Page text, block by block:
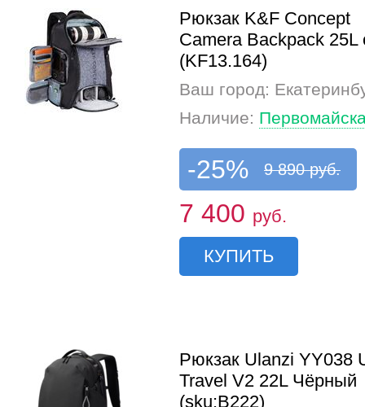
Рюкзак K&F Concept
Camera Backpack 25L
(KF13.164)
Ваш город:
Наличие:
-25% 9 890 руб.
7 400 руб.
КУПИТЬ
Рюкзак Ulanzi YY038
Travel V2 22L Чёрный
(sku:B222)